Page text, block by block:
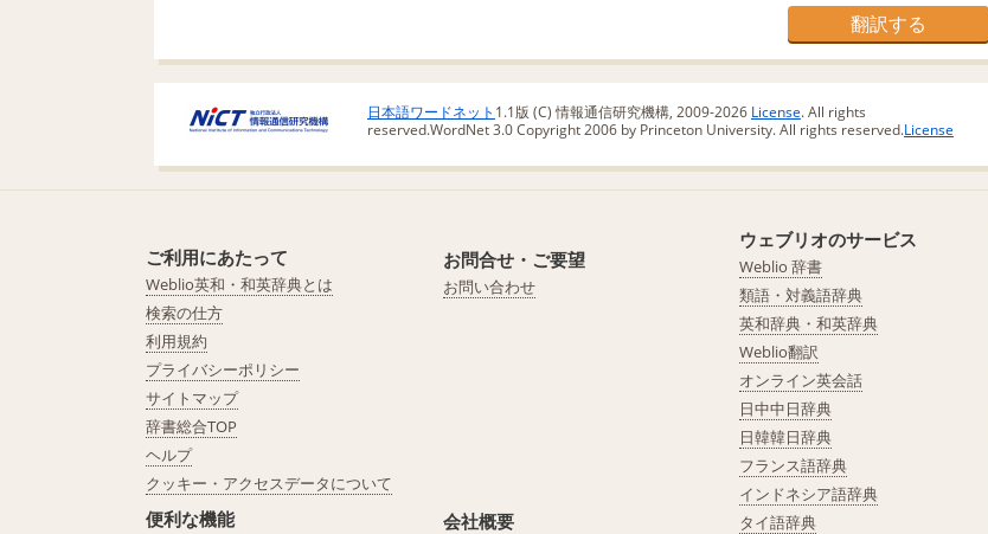
日本語ワードネット 1.1版 (C) 情報通信研究機構, 2009-2026 License. All rights
reserved.WordNet 3.0 Copyright 2006 by Princeton University. All rights reserved.License
ご利用にあたって
Weblio英和・和英辞典とは
検索の仕方
利用規約
プライバシーポリシー
サイトマップ
辞書総合TOP
ヘルプ
クッキー・アクセスデータについて
便利な機能
お問合せ・ご要望
お問い合わせ
会社概要
ウェブリオのサービス
Weblio 辞書
類語・対義語辞典
英和辞典・和英辞典
Weblio翻訳
オンライン英会話
日中中日辞典
日韓韓日辞典
フランス語辞典
インドネシア語辞典
タイ語辞典